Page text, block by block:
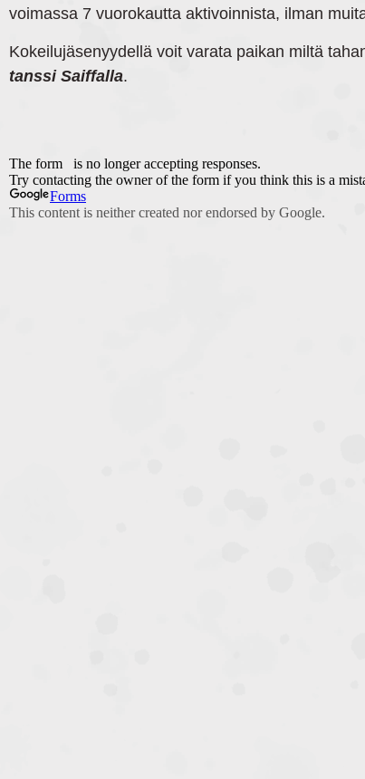
voimassa 7 vuorokautta aktivoinnista, ilman
Kokeilujäsenyydellä voit varata paikan miltä
tanssi Saiffalla.